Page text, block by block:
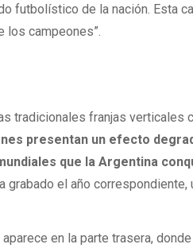
futbolístico de la nación. Esta
los campeones”.
tradicionales franjas verticales
presentan un efecto
que la Argentina
grabado el año
en la parte trasera,